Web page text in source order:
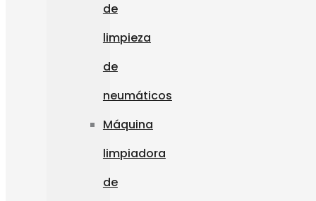
de
limpieza
de
neumáticos
Máquina
limpiadora
de